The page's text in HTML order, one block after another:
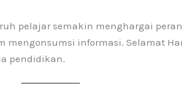
pelajar semakin menghargai
informasi. Selamat
pendidikan.